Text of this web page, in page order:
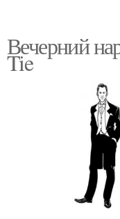
Вечерний
Tie